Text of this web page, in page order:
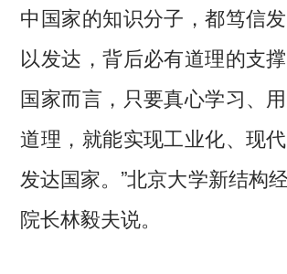
中国家的知识分子，都笃信
以发达，背后必有道理的支
国家而言，只要真心学习、
道理，就能实现工业化、现
发达国家。”北京大学新结构
院长林毅夫说。